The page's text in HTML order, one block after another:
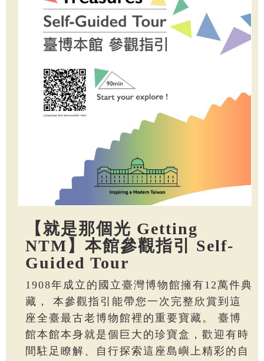
【就是那個光 Getting
NTM】本館參觀指引 Self-
Guided Tour
1908年成立的國立臺灣博物館擁有12萬件典
藏， 本參觀指引能帶您一次完整欣賞到這
座全臺最古老博物館裡的重要寶藏。 臺博
館本館本身就是個巨大的珍寶盒，歡迎有時
間駐足瞭解、自行探索這座島嶼上精彩的自